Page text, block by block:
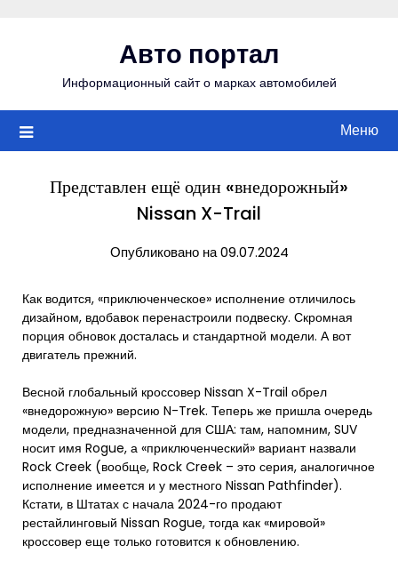
Авто портал
Информационный сайт о марках автомобилей
Меню
Представлен ещё один «внедорожный»
Nissan X-Trail
Опубликовано на 09.07.2024
Как водится, «приключенческое» исполнение отличилось
дизайном, вдобавок перенастроили подвеску. Скромная
порция обновок досталась и стандартной модели. А вот
двигатель прежний.
Весной глобальный кроссовер Nissan X-Trail обрел
«внедорожную» версию N-Trek. Теперь же пришла очередь
модели, предназначенной для США: там, напомним, SUV
носит имя Rogue, а «приключенческий» вариант назвали
Rock Creek (вообще, Rock Creek – это серия, аналогичное
исполнение имеется и у местного Nissan Pathfinder).
Кстати, в Штатах с начала 2024-го продают
рестайлинговый Nissan Rogue, тогда как «мировой»
кроссовер еще только готовится к обновлению.